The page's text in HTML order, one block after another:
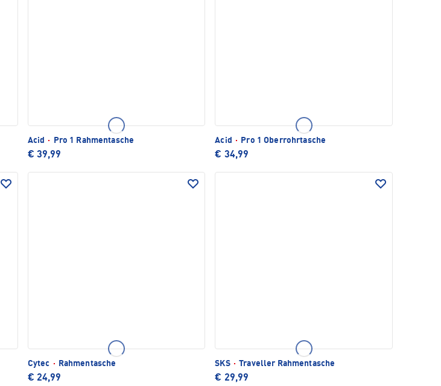
Acid · Pro 1 Rahmentasche
€ 39,99
Acid · Pro 1 Oberrohrtasche
€ 34,99
Cytec · Rahmentasche
€ 24,99
SKS · Traveller Rahmentasche
€ 29,99